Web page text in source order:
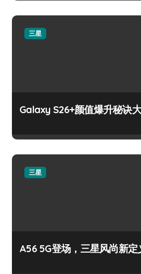
三星
Galaxy S26+颜值爆升秘诀
三星
A56 5G登场，三星风尚新定